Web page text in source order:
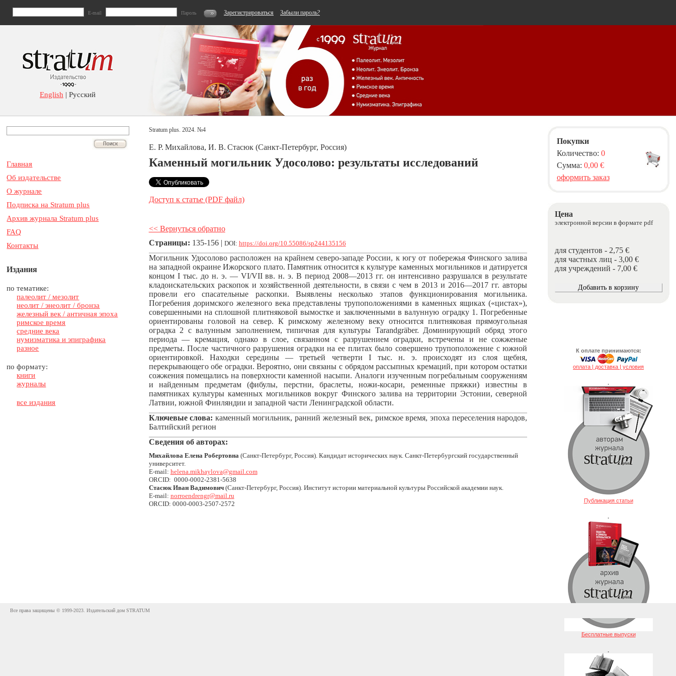
E-mail Пароль Зарегистрироваться Забыли пароль?
English | Русский
Главная
Об издательстве
О журнале
Подписка на Stratum plus
Архив журнала Stratum plus
FAQ
Контакты
Издания
по тематике:
палеолит / мезолит
неолит / энеолит / бронза
железный век / античная эпоха
римское время
средние века
нумизматика и эпиграфика
разное
по формату:
книги
журналы
все издания
Stratum plus. 2024. №4
Е. Р. Михайлова, И. В. Стасюк (Санкт-Петербург, Россия)
Каменный могильник Удосолово: результаты исследований
Доступ к статье (PDF файл)
<< Вернуться обратно
Страницы: 135-156 | DOI: https://doi.org/10.55086/sp244135156
Могильник Удосолово расположен на крайнем северо-западе России, к югу от побережья Финского залива
на западной окраине Ижорского плато. Памятник относится к культуре каменных могильников и датируется
концом I тыс. до н. э. — VI/VII вв. н. э. В период 2008—2013 гг. он интенсивно разрушался в результате
кладоискательских раскопок и хозяйственной деятельности, в связи с чем в 2013 и 2016—2017 гг. авторы
провели его спасательные раскопки. Выявлены несколько этапов функционирования могильника.
Погребения доримского железного века представлены трупоположениями в каменных ящиках («цистах»),
совершенными на сплошной плитняковой вымостке и заключенными в валунную оградку 1. Погребенные
ориентированы головой на север. К римскому железному веку относится плитняковая прямоугольная
оградка 2 с валунным заполнением, типичная для культуры Tarandgräber. Доминирующий обряд этого
периода — кремация, однако в слое, связанном с разрушением оградки, встречены и не сожженые
предметы. После частичного разрушения оградки на ее плитах было совершено трупоположение с южной
ориентировкой. Находки середины — третьей четверти I тыс. н. э. происходят из слоя щебня,
перекрывающего обе оградки. Вероятно, они связаны с обрядом рассыпных кремаций, при котором остатки
сожжения помещались на поверхности каменной насыпи. Аналоги изученным погребальным сооружениям
и найденным предметам (фибулы, перстни, браслеты, ножи-косари, ременные пряжки) известны в
памятниках культуры каменных могильников вокруг Финского залива на территории Эстонии, северной
Латвии, южной Финляндии и западной части Ленинградской области.
Ключевые слова: каменный могильник, ранний железный век, римское время, эпоха переселения народов,
Балтийский регион
Сведения об авторах:
Михайлова Елена Робертовна(Санкт-Петербург, Россия). Кандидат исторических наук. Санкт-Петербургский государственный
университет.
E-mail: helena.mikhaylova@gmail.com
ORCID: 0000-0002-2381-5638
Стасюк Иван Вадимович(Санкт-Петербург, Россия). Институт истории материальной культуры Российской академии наук.
E-mail: norroendrengr@mail.ru
ORCID: 0000-0003-2507-2572
Покупки
Количество: 0
Сумма: 0,00 €
оформить заказ
Цена
электронной версии в формате pdf
для студентов - 2,75 €
для частных лиц - 3,00 €
для учреждений - 7,00 €
К оплате принимаются:
оплата | доставка | условия
.
Публикация статьи
.
Бесплатные выпуски
.
Все права защищены © 1999-2023. Издательский дом STRATUM